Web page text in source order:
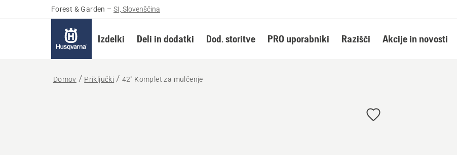
Forest & Garden – SI, Slovenščina
Izdelki Deli in dodatki Dod. storitve PRO uporabniki Razišči Akcije in novosti
Domov Priključki 42" Komplet za mulčenje